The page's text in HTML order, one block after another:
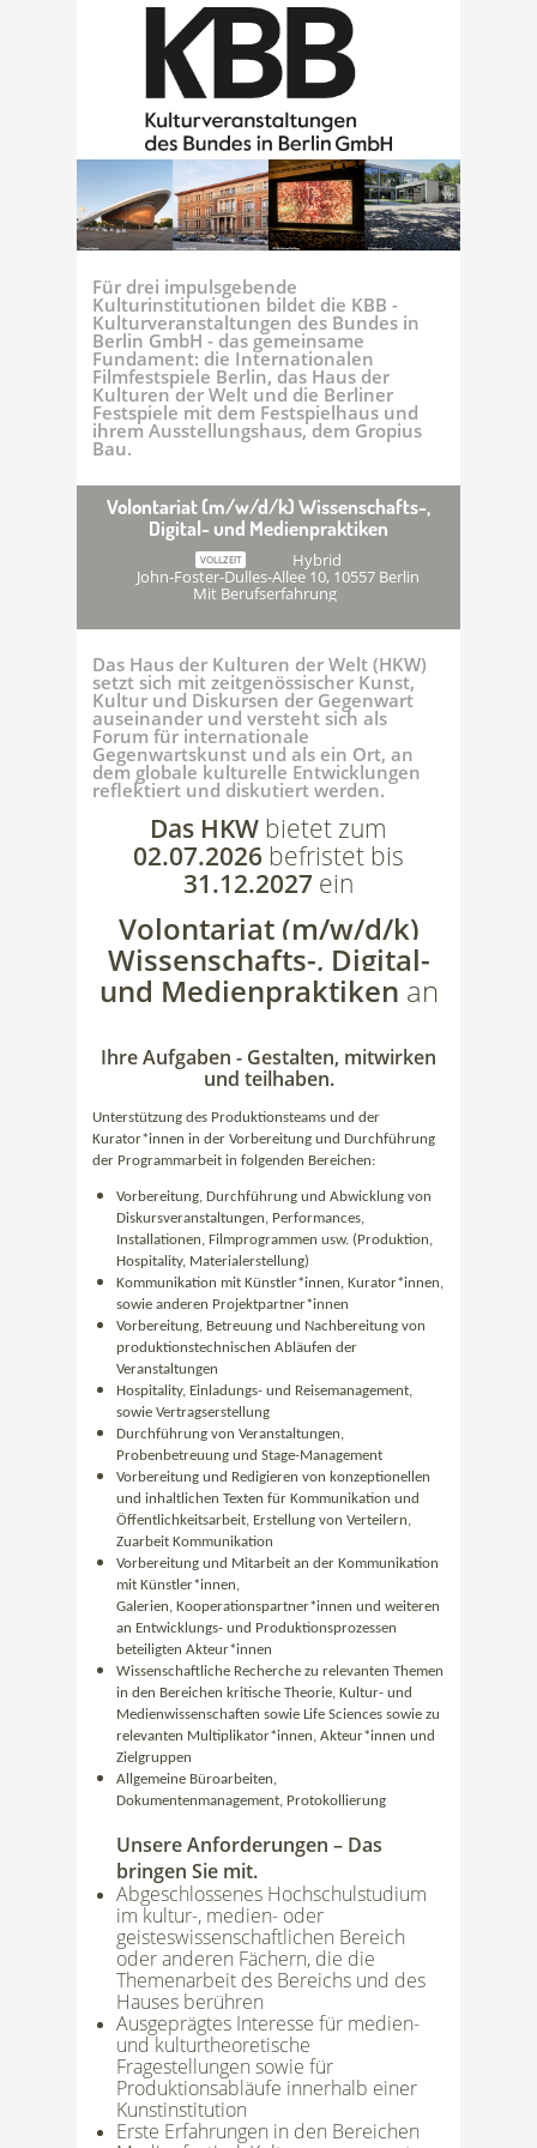
Für drei impulsgebende
Kulturinstitutionen bildet die KBB -
Kulturveranstaltungen des Bundes in
Berlin GmbH - das gemeinsame
Fundament: die Internationalen
Filmfestspiele Berlin, das Haus der
Kulturen der Welt und die Berliner
Festspiele mit dem Festspielhaus und
ihrem Ausstellungshaus, dem Gropius
Bau.
Volontariat (m/w/d/k) Wissenschafts-,
Digital- und Medienpraktiken
VOLLZEIT Hybrid
John-Foster-Dulles-Allee 10, 10557 Berlin
Mit Berufserfahrung
Das Haus der Kulturen der Welt (HKW)
setzt sich mit zeitgenössischer Kunst,
Kultur und Diskursen der Gegenwart
auseinander und versteht sich als
Forum für internationale
Gegenwartskunst und als ein Ort, an
dem globale kulturelle Entwicklungen
reflektiert und diskutiert werden.
Das HKW bietet zum
02.07.2026 befristet bis
31.12.2027 ein
Volontariat (m/w/d/k)
Wissenschafts-, Digital-
und Medienpraktiken an
Ihre Aufgaben - Gestalten, mitwirken
und teilhaben.
Unterstützung des Produktionsteams und der
Kurator*innen in der Vorbereitung und Durchführung
der Programmarbeit in folgenden Bereichen:
Vorbereitung, Durchführung und Abwicklung von
Diskursveranstaltungen, Performances,
Installationen, Filmprogrammen usw. (Produktion,
Hospitality, Materialerstellung)
Kommunikation mit Künstler*innen, Kurator*innen,
sowie anderen Projektpartner*innen
Vorbereitung, Betreuung und Nachbereitung von
produktionstechnischen Abläufen der
Veranstaltungen
Hospitality, Einladungs- und Reisemanagement,
sowie Vertragserstellung
Durchführung von Veranstaltungen,
Probenbetreuung und Stage-Management
Vorbereitung und Redigieren von konzeptionellen
und inhaltlichen Texten für Kommunikation und
Öffentlichkeitsarbeit, Erstellung von Verteilern,
Zuarbeit Kommunikation
Vorbereitung und Mitarbeit an der Kommunikation
mit Künstler*innen,
Galerien, Kooperationspartner*innen und weiteren
an Entwicklungs- und Produktionsprozessen
beteiligten Akteur*innen
Wissenschaftliche Recherche zu relevanten Themen
in den Bereichen kritische Theorie, Kultur- und
Medienwissenschaften sowie Life Sciences sowie zu
relevanten Multiplikator*innen, Akteur*innen und
Zielgruppen
Allgemeine Büroarbeiten,
Dokumentenmanagement, Protokollierung
Unsere Anforderungen – Das
bringen Sie mit.
Abgeschlossenes Hochschulstudium
im kultur-, medien- oder
geisteswissenschaftlichen Bereich
oder anderen Fächern, die die
Themenarbeit des Bereichs und des
Hauses berühren
Ausgeprägtes Interesse für medien-
und kulturtheoretische
Fragestellungen sowie für
Produktionsabläufe innerhalb einer
Kunstinstitution
Erste Erfahrungen in den Bereichen